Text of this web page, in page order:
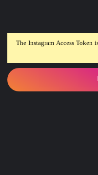
The Instagram Access